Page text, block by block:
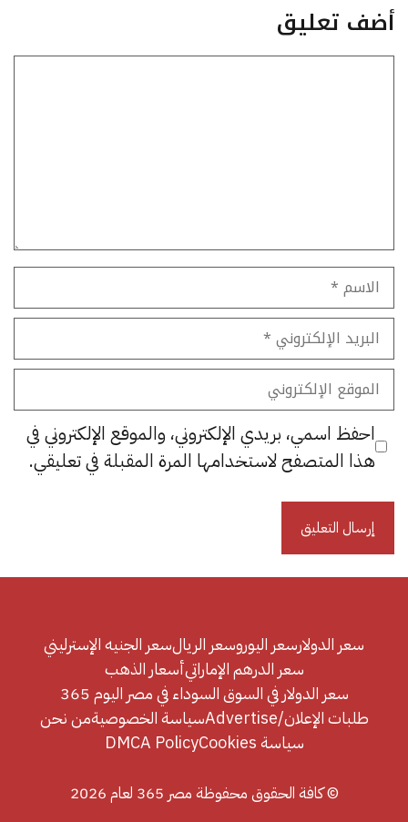
أضف تعليق
الاسم
البريد
الإلكتروني
الموقع
الإلكتروني
احفظ اسمي، بريدي الإلكتروني، والموقع الإلكتروني في
هذا المتصفح لاستخدامها المرة المقبلة في تعليقي.
سعر الدولارسعر اليوروسعر الريالسعر الجنيه الإسترليني
سعر الدرهم الإماراتيأسعار الذهب
سعر الدولار في السوق السوداء في مصر اليوم 365
طلبات الإعلان/Advertise
سياسة الخصوصيةمن نحن
سياسة Cookies
DMCA Policy
© كافة الحقوق محفوظة مصر 365 لعام 2026